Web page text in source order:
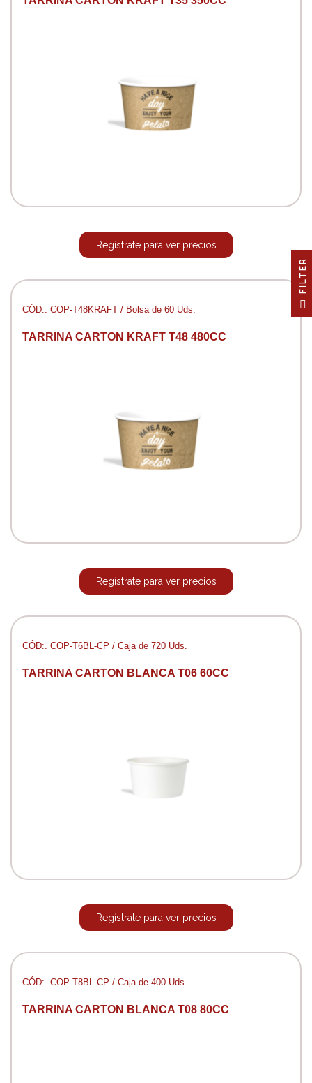
Regístrate para ver precios
CÓD:. COP-T48KRAFT / Bolsa de 60 Uds.
TARRINA CARTON KRAFT T48 480CC
Regístrate para ver precios
CÓD:. COP-T6BL-CP / Caja de 720 Uds.
TARRINA CARTON BLANCA T06 60CC
Regístrate para ver precios
CÓD:. COP-T8BL-CP / Caja de 400 Uds.
TARRINA CARTON BLANCA T08 80CC
R